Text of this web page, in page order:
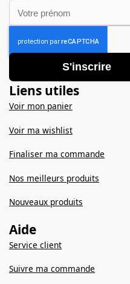
S'inscrire
Liens utiles
Voir mon panier
Voir ma wishlist
Finaliser ma commande
Nos meilleurs produits
Nouveaux produits
Aide
Service client
Suivre ma commande